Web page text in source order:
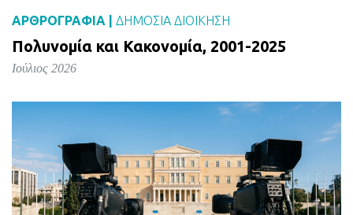
ΑΡΘΡΟΓΡΑΦΙΑ | ΔΗΜΌΣΙΑ ΔΙΟΊΚΗΣΗ
Πολυνομία και Κακονομία, 2001-2025
Ιούλιος 2026